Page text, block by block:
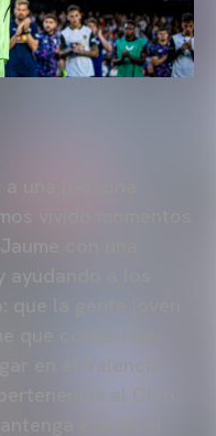
una persona
vivido momentos
con una
a los
que la gente joven
que comportar,
en el Valencia
al Club.